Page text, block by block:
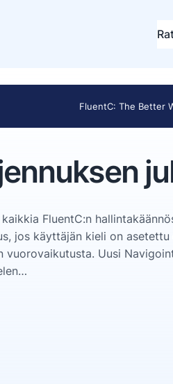
FluentC: The Better
FluentC:n
jos käyttäjän kieli on asetettu
Uusi